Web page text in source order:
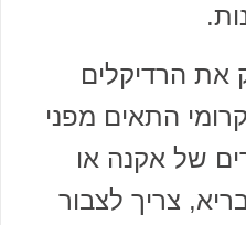
את הרדיקלים
התאים מפני
של אקנה או
צריך לצבור